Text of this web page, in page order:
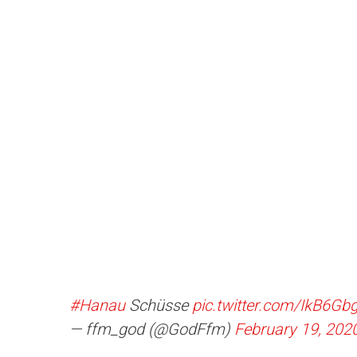
#HanauSchüssepic.twitter.com/
— ffm_god (@GodFfm) February 19,